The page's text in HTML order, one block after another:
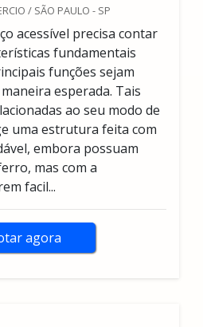
/ SÃO PAULO - SP
acessível precisa contar
fundamentais
funções sejam
esperada. Tais
ao seu modo de
uma estrutura feita com
embora possuam
mas com a
facil...
agora